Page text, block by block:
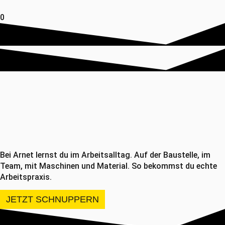
0
Bei Arnet lernst du im Arbeitsalltag. Auf der Baustelle, im
Team, mit Maschinen und Material. So bekommst du echte
Arbeitspraxis.
JETZT SCHNUPPERN